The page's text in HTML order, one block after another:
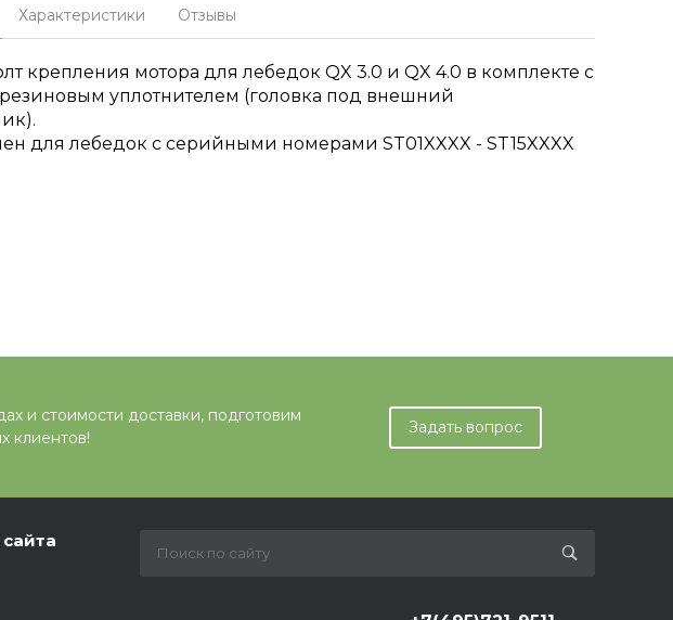
Характеристики Отзывы
крепления мотора для лебедок QX 3.0 и QX 4.0 в комплекте с
уплотнителем (головка под внешний
для лебедок с серийными номерами ST01XXXX - ST15XXXX
и стоимости доставки, подготовим
клиентов!
Задать вопрос